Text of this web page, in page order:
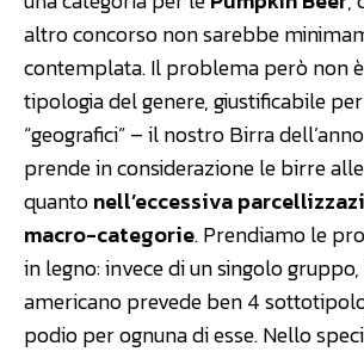
altro concorso non sarebbe
contemplata. Il problema però non
tipologia del genere, giustificabile
“geografici” – il nostro Birra
prende in considerazione le birre
quantonell’eccessiva
macro-categorie. Prendiamo le
in legno: invece di un singolo
americano prevede ben 4
podio per ognuna di esse. Nello